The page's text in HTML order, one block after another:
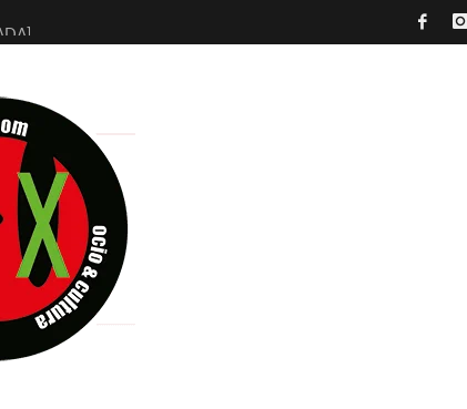
AMBROSSI
(SONORAMA Y COSQUÍN ROCK)
(NOVELA DE VAMPIROS VIVOS Y MUERTOS)
LIBRO ROJO]